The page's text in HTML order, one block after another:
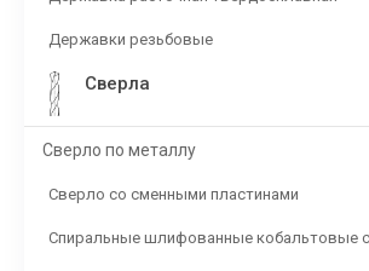
Державки резьбовые
Сверла
Сверло по металлу
Сверло со сменными пластинами
Спиральные шлифованные кобальтовые